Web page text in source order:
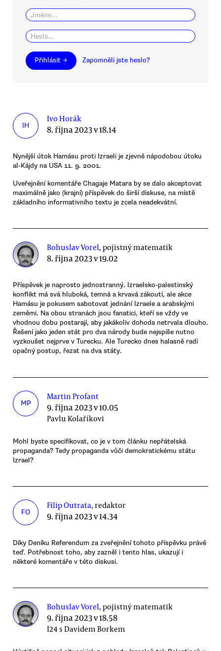
Přihlásit → Zapomněli jste heslo?
IH
Ivo Horák
8. října 2023 v 18.14
Nynější útok Hamásu proti Izraeli je zjevně nápodobou útoku
al-Kájdy na USA 11. 9. 2001.
Uveřejnění komentáře Chagaje Matara by se dalo akceptovat
maximálně jako (krajní) příspěvek do širší diskuse, na místě
základního informativního textu je zcela neadekvátní.
Bohuslav Vorel, pojistný matematik
8. října 2023 v 19.02
Příspěvek je naprosto jednostranný. Izraelsko-palestinský
konflikt má svá hluboká, temná a krvavá zákoutí, ale akce
Hamásu je pokusem sabotovat jednání Izraele a arabskými
zeměmi. Na obou stranách jsou fanatici, kteří se vždy ve
vhodnou dobu postarají, aby jakákoliv dohoda netrvala dlouho.
Řešení jako jeden stát pro dva národy bude nejspíše nutno
vyzkoušet nejprve v Turecku. Ale Turecko dnes halasně radí
opačný postup, řezat na dva státy.
MP
Martin Profant
9. října 2023 v 10.05
Pavlu Kolaříkovi
Mohl byste specifikovat, co je v tom článku nepřátelská
propaganda? Tedy propaganda vůči demokratickému státu
Izrael?
FO
Filip Outrata, redaktor
9. října 2023 v 14.34
Díky Deníku Referendum za zveřejnění tohoto příspěvku právě
teď. Potřebnost toho, aby zazněl i tento hlas, ukazují i
některé komentáře v této diskusi.
Bohuslav Vorel, pojistný matematik
9. října 2023 v 18.58
I24 s Davidem Borkem